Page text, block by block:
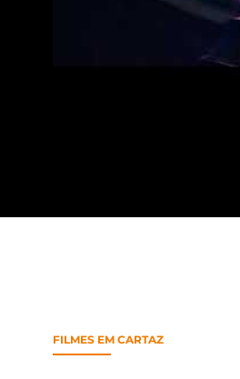
FILMES EM CARTAZ